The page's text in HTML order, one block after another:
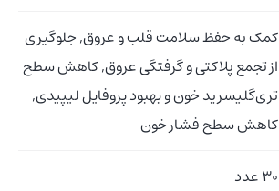
کمک به حفظ سلامت قلب و عروق, جلوگیری
از تجمع پلاکتی و گرفتگی عروق, کاهش سطح
تری‌گلیسرید خون و بهبود پروفایل لیپیدی,
کاهش سطح فشار خون
30 عدد